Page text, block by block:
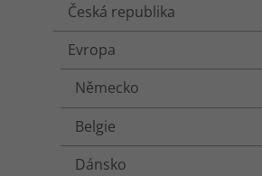
Česká republika
Evropa
Německo
Belgie
Dánsko